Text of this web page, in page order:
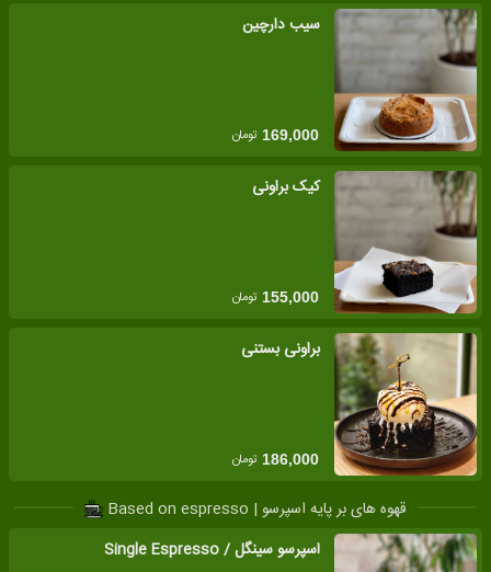
سیب دارچین
169,000 تومان
کیک براونی
155,000 تومان
براونی بستنی
186,000 تومان
قهوه های بر پایه اسپرسو | Based on espresso
اسپرسو سینگل / Single Espresso